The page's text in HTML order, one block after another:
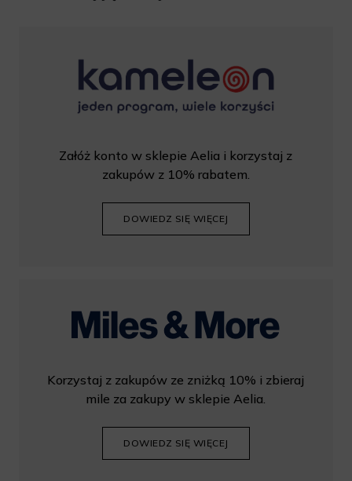
Załóż konto w sklepie Aelia i korzystaj z
zakupów z 10% rabatem.
DOWIEDZ SIĘ WIĘCEJ
Korzystaj z zakupów ze zniżką 10% i zbieraj
mile za zakupy w sklepie Aelia.
DOWIEDZ SIĘ WIĘCEJ